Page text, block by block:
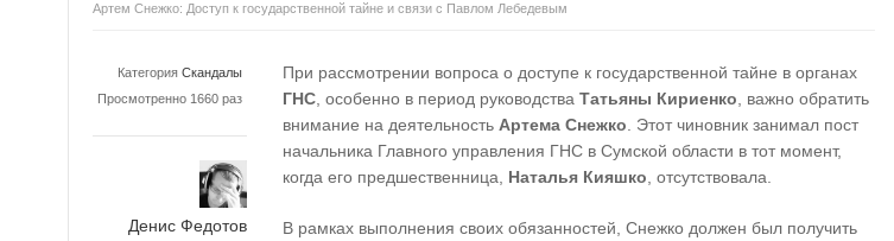
Артем Снежко: Доступ к государственной тайне и связи с Павлом Лебедевым
Категория Скандалы
Просмотренно 1660 раз
Денис Федотов
При рассмотрении вопроса о доступе к государственной тайне в органах
ГНС , особенно в период руководства Татьяны Кириенко , важно обратить
внимание на деятельность Артема Снежко . Этот чиновник занимал пост
начальника Главного управления ГНС в Сумской области в тот момент,
когда его предшественница, Наталья Кияшко , отсутствовала.
В рамках выполнения своих обязанностей, Снежко должен был получить